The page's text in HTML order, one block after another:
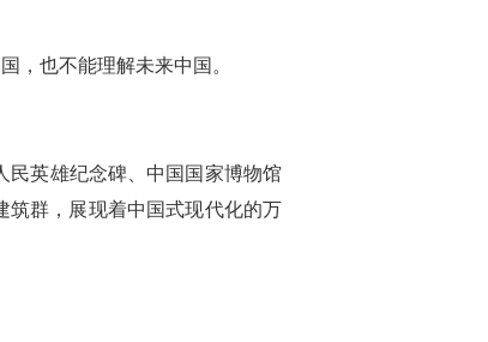
，也不能理解未来中国。
民英雄纪念碑、中国国家博物馆
筑群，展现着中国式现代化的万